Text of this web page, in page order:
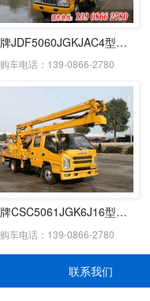
楚胜牌JDF5060JGKJAC4型高空作业车
购车电话：139-0866-2780
楚胜牌CSC5061JGK6J16型高空作业车
购车电话：139-0866-2780
联系我们